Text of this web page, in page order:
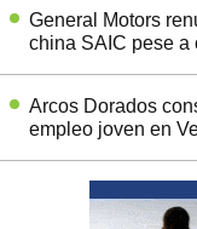
General Motors
china SAIC pese a
Arcos Dorados
empleo joven en